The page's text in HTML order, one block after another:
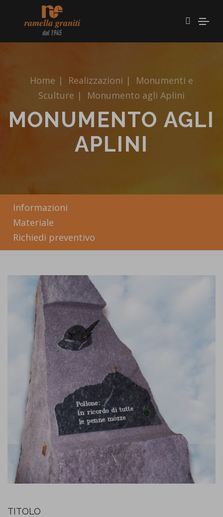
Home | Realizzazioni |
Monumenti e
Sculture | Monumento agli Aplini
MONUMENTO AGLI
APLINI
Informazioni
Materiale
Richiedi preventivo
TITOLO